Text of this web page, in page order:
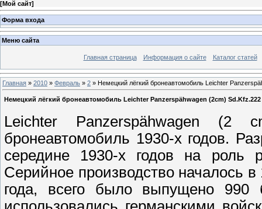
[Мой сайт]
Форма входа
Меню сайта
Главная страница Информация о сайте Каталог статей
Главная » 2010 » Февраль » 2 » Немецкий лёгкий бронеавтомобиль Leichter
Немецкий лёгкий бронеавтомобиль Leichter Panzerspähwagen (2cm) Sd.Kfz.222
Leichter Panzerspähwagen (2
бронеавтомобиль 1930-х годов.
середине 1930-х годов на роль
Серийное производство началось
года, всего было выпущено 990